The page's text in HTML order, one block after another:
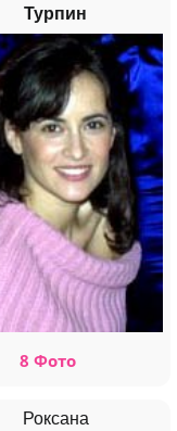
Турпин
8 Фото
Роксана